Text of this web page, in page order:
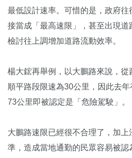
最低設計速率。可惜的是，政府
接當成「最高速限」，甚至出現
檢討往上調增加道路流動效率。
楊大鋐再舉例，以大鵬路來說，
順平路段限速為30公里，因此去
73公里即被認定是「危險駕駛」。
大鵬路速限已經很不合理了，加
準，造成當地通勤的民眾容易被